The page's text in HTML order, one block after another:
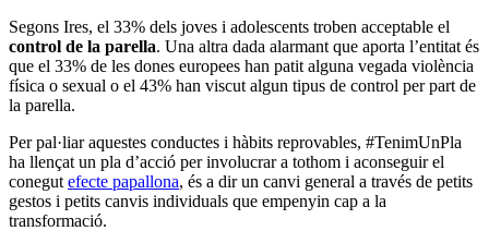
Segons Ires, el 33% dels joves i adolescents troben acceptable el
control de la parella. Una altra dada alarmant que aporta l’entitat és
que el 33% de les dones europees han patit alguna vegada violència
física o sexual o el 43% han viscut algun tipus de control per part de
la parella.
Per pal·liar aquestes conductes i hàbits reprovables, #TenimUnPla
ha llençat un pla d’acció per involucrar a tothom i aconseguir el
conegut efecte papallona, és a dir un canvi general a través de petits
gestos i petits canvis individuals que empenyin cap a la
transformació.